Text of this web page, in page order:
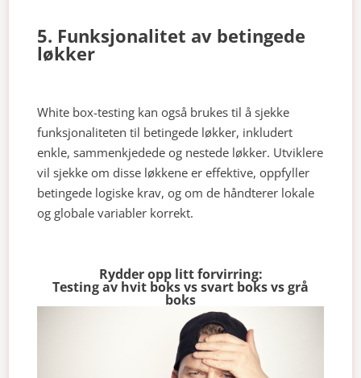
5. Funksjonalitet av betingede
løkker
White box-testing kan også brukes til å sjekke
funksjonaliteten til betingede løkker, inkludert
enkle, sammenkjedede og nestede løkker. Utviklere
vil sjekke om disse løkkene er effektive, oppfyller
betingede logiske krav, og om de håndterer lokale
og globale variabler korrekt.
Rydder opp litt forvirring:
Testing av hvit boks vs svart boks vs grå
boks